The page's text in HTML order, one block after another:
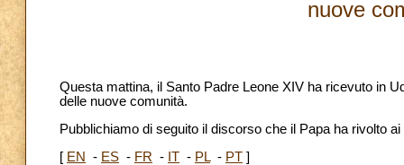
nuove
Questa mattina, il Santo Padre Leone XIV ha ricevuto in
delle nuove comunità.
Pubblichiamo di seguito il discorso che il Papa ha rivolto ai
[ EN - ES - FR - IT - PL- PT ]